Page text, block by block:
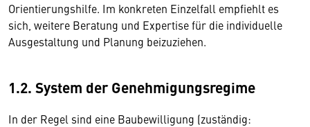
Orientierungshilfe. Im konkreten Einzelfall empfiehlt es
sich, weitere Beratung und Expertise für die individuelle
Ausgestaltung und Planung beizuziehen.
1.2. System der Genehmigungsregime
In der Regel sind eine Baubewilligung (zuständig: